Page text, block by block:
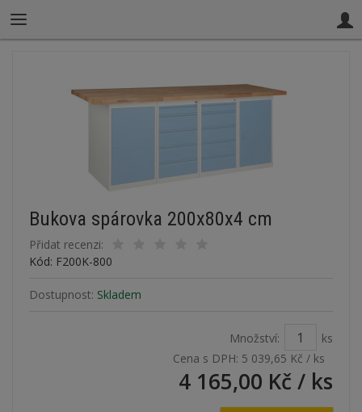
Bukova spárovka 200x80x4 cm
Přidat recenzi:
Kód: F200K-800
Dostupnost: Skladem
Množství:
ks
Cena s DPH: 5 039,65 Kč / ks
4 165,00 Kč / ks